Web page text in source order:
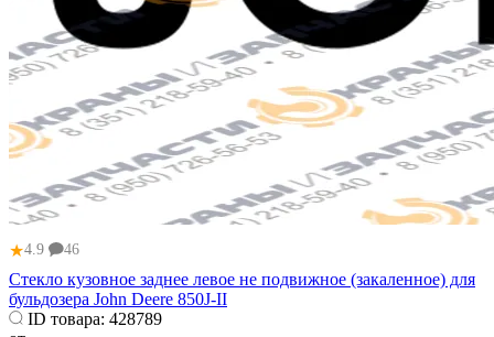
★4.9 46
Стекло кузовное заднее левое не подвижное (закаленное) для
бульдозера John Deere 850J-II
ID товара: 428789